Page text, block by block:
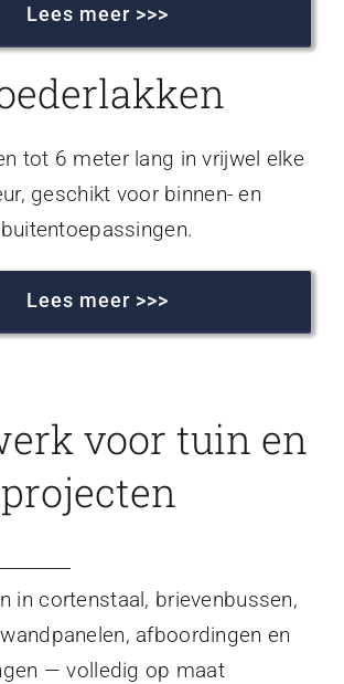
Lees meer >>>
tot 6 meter lang in vrijwel elke
geschikt voor binnen- en
buitentoepassingen.
Lees meer >>>
voor tuin en
in cortenstaal, brievenbussen,
afboordingen en
— volledig op maat